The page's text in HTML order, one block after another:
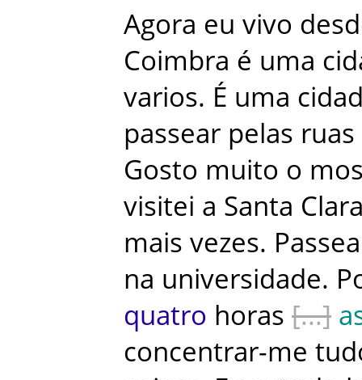
Agora eu vivo
Coimbra é uma
varios. É uma
passear pelas ruas
Gosto muito o
visitei a Santa
mais vezes.
na universidade.
quatro horas
concentrar-me